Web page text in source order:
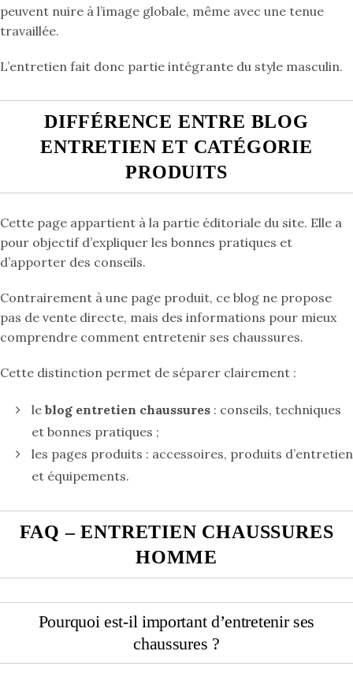
peuvent nuire à l’image globale, même avec une tenue
travaillée.
L’entretien fait donc partie intégrante du style masculin.
DIFFÉRENCE ENTRE BLOG
ENTRETIEN ET CATÉGORIE
PRODUITS
Cette page appartient à la partie éditoriale du site. Elle a
pour objectif d’expliquer les bonnes pratiques et
d’apporter des conseils.
Contrairement à une page produit, ce blog ne propose
pas de vente directe, mais des informations pour mieux
comprendre comment entretenir ses chaussures.
Cette distinction permet de séparer clairement :
le blog entretien chaussures : conseils, techniques
et bonnes pratiques ;
les pages produits : accessoires, produits d’entretien
et équipements.
FAQ – ENTRETIEN CHAUSSURES
HOMME
Pourquoi est-il important d’entretenir ses
chaussures ?